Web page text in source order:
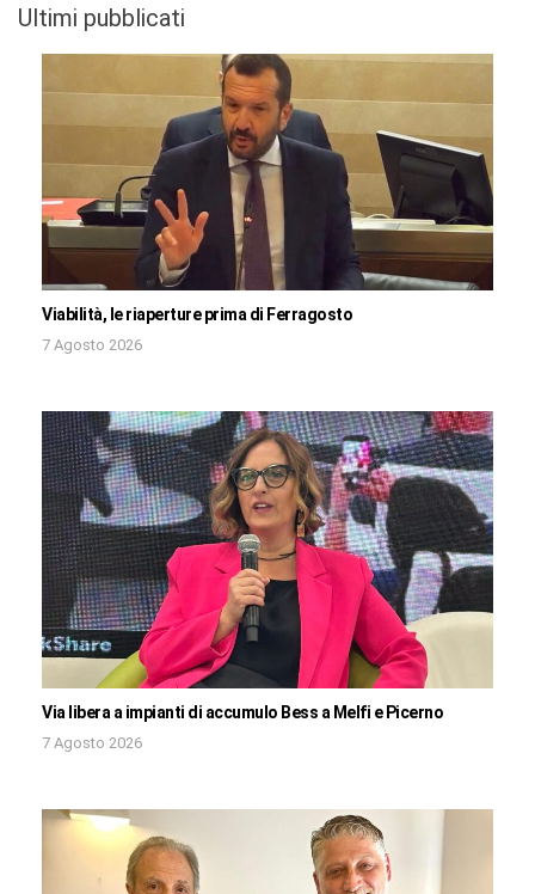
Ultimi pubblicati
Viabilità, le riaperture prima di Ferragosto
7 Agosto 2026
Via libera a impianti di accumulo Bess a Melfi e Picerno
7 Agosto 2026